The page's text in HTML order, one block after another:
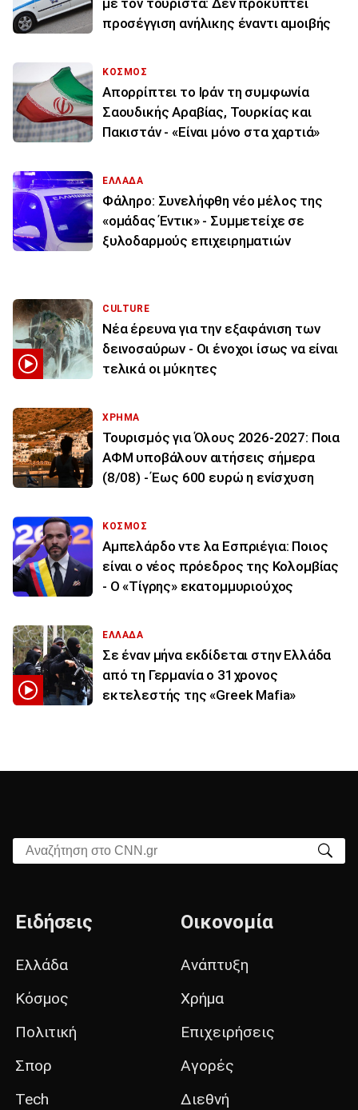
με τον τουρίστα: Δεν προκύπτει
προσέγγιση ανήλικης έναντι αμοιβής
ΚΟΣΜΟΣ
Απορρίπτει το Ιράν τη συμφωνία
Σαουδικής Αραβίας, Τουρκίας και
Πακιστάν - «Είναι μόνο στα χαρτιά»
ΕΛΛΑΔΑ
Φάληρο: Συνελήφθη νέο μέλος της
«ομάδας Έντικ» - Συμμετείχε σε
ξυλοδαρμούς επιχειρηματιών
CULTURE
Νέα έρευνα για την εξαφάνιση των
δεινοσαύρων - Οι ένοχοι ίσως να είναι
τελικά οι μύκητες
ΧΡΗΜΑ
Τουρισμός για Όλους 2026-2027: Ποια
ΑΦΜ υποβάλουν αιτήσεις σήμερα
(8/08) - Έως 600 ευρώ η ενίσχυση
ΚΟΣΜΟΣ
Αμπελάρδο ντε λα Εσπριέγια: Ποιος
είναι ο νέος πρόεδρος της Κολομβίας
- Ο «Τίγρης» εκατομμυριούχος
ΕΛΛΑΔΑ
Σε έναν μήνα εκδίδεται στην Ελλάδα
από τη Γερμανία ο 31χρονος
εκτελεστής της «Greek Mafia»
Αναζήτηση στο CNN.gr
Ειδήσεις
Ελλάδα
Κόσμος
Πολιτική
Σπορ
Tech
Οικονομία
Ανάπτυξη
Χρήμα
Επιχειρήσεις
Αγορές
Διεθνή